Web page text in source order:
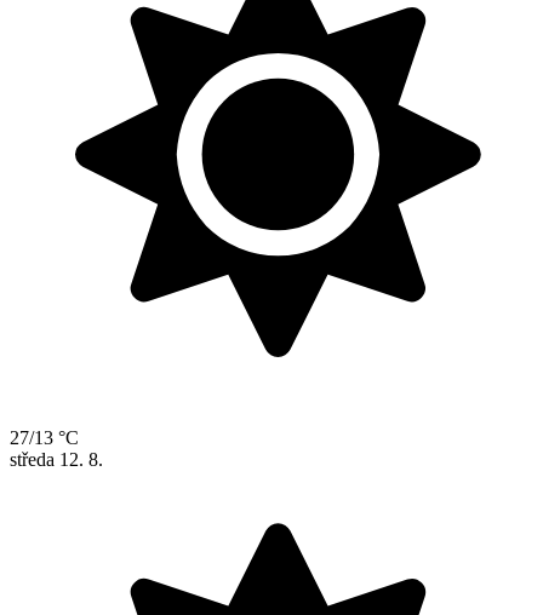
27/13 °C
středa 12. 8.